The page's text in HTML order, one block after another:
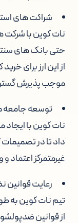
شراکت های
نات کوین با شرکت
حتی بانک های
از این ارز برای
موجب پذیرش
توسعه جامعه
نات کوین با ایجاد
داد تا در
غیرمتمرکز اعتماد و
رعایت قوانین
تیم نات کوین به